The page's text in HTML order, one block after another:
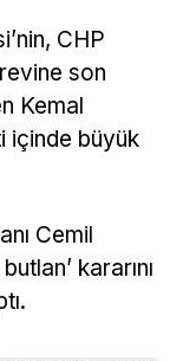
CHP
son
Kemal
içinde büyük
Cemil
kararını